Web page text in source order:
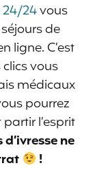
24/24vous
de
ligne. C’est
vous
médicaux
pourrez
l’esprit
ne
!